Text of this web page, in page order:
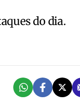
do dia.